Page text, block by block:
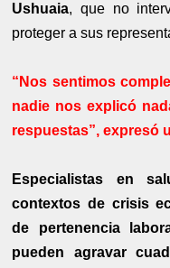
Ushuaia, que no
proteger a sus
“Nos sentimos
nadie nos explicó
respuestas”, expresó
Especialistas en
contextos de crisis
de pertenencia
pueden agravar